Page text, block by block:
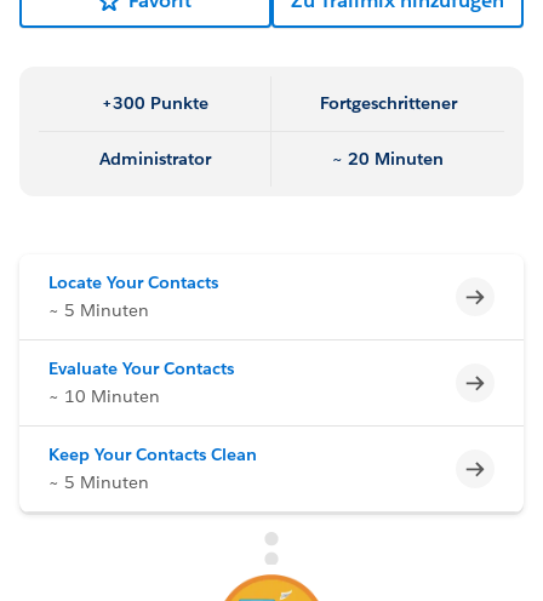
+300 Punkte Fortgeschrittener
Administrator ~ 20 Minuten
Locate Your Contacts
~ 5 Minuten
Evaluate Your Contacts
~ 10 Minuten
Keep Your Contacts Clean
~ 5 Minuten